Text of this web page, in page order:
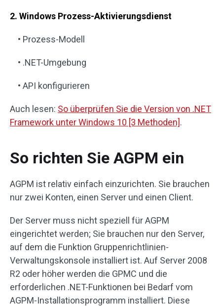
2. Windows Prozess-Aktivierungsdienst
• Prozess-Modell
• .NET-Umgebung
• API konfigurieren
Auch lesen: So überprüfen Sie die Version von .NET
Framework unter Windows 10 [3 Methoden].
So richten Sie AGPM ein
AGPM ist relativ einfach einzurichten. Sie brauchen
nur zwei Konten, einen Server und einen Client.
Der Server muss nicht speziell für AGPM
eingerichtet werden; Sie brauchen nur den Server,
auf dem die Funktion Gruppenrichtlinien-
Verwaltungskonsole installiert ist. Auf Server 2008
R2 oder höher werden die GPMC und die
erforderlichen .NET-Funktionen bei Bedarf vom
AGPM-Installationsprogramm installiert. Diese